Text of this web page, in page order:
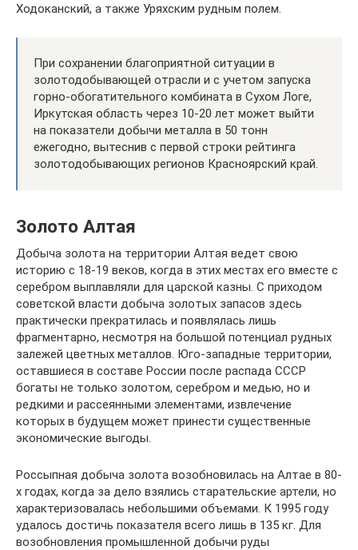
Ходоканский, а также Уряхским рудным полем.
При сохранении благоприятной ситуации в
золотодобывающей отрасли и с учетом запуска
горно-обогатительного комбината в Сухом Логе,
Иркутская область через 10-20 лет может выйти
на показатели добычи металла в 50 тонн
ежегодно, вытеснив с первой строки рейтинга
золотодобывающих регионов Красноярский край.
Золото Алтая
Добыча золота на территории Алтая ведет свою
историю с 18-19 веков, когда в этих местах его вместе с
серебром выплавляли для царской казны. С приходом
советской власти добыча золотых запасов здесь
практически прекратилась и появлялась лишь
фрагментарно, несмотря на большой потенциал рудных
залежей цветных металлов. Юго-западные территории,
оставшиеся в составе России после распада СССР
богаты не только золотом, серебром и медью, но и
редкими и рассеянными элементами, извлечение
которых в будущем может принести существенные
экономические выгоды.
Россыпная добыча золота возобновилась на Алтае в 80-
х годах, когда за дело взялись старательские артели, но
характеризовалась небольшими объемами. К 1995 году
удалось достичь показателя всего лишь в 135 кг. Для
возобновления промышленной добычи руды